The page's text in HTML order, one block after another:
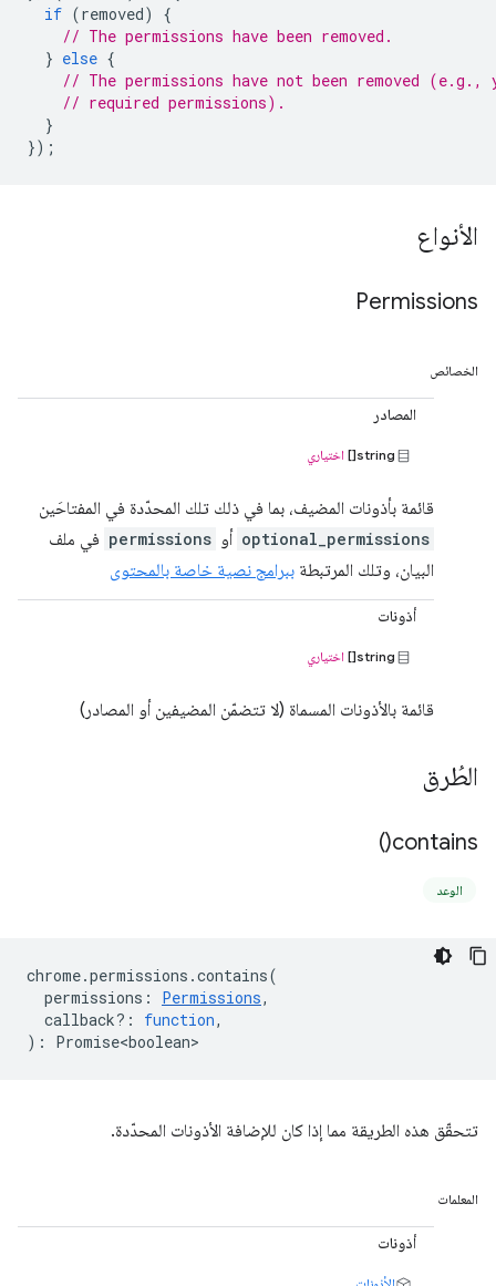
if (removed)
{
// The permissions have been removed.
} else {
// The permissions have not been removed (e.g.,
// required permissions).
}
});
الأنواع
Permissions
الخصائص
المصادر
string[] اختياري
قائمة بأذونات المضيف، بما في ذلك تلك المحدّدة في المفتاحَين
optional_permissions أو permissions في ملف
البيان، وتلك المرتبطة ببرامج نصية خاصة بالمحتوى
أذونات
string[] اختياري
قائمة بالأذونات المسماة (لا تتضمّن المضيفين أو المصادر)
الطُرق
contains(
)
الوعد
chrome.permissions .contains(
permissions : Permissions,
callback? : function,
) : Promise<boolean>
تتحقّق هذه الطريقة مما إذا كان للإضافة الأذونات المحدّدة.
المعلمات
أذونات